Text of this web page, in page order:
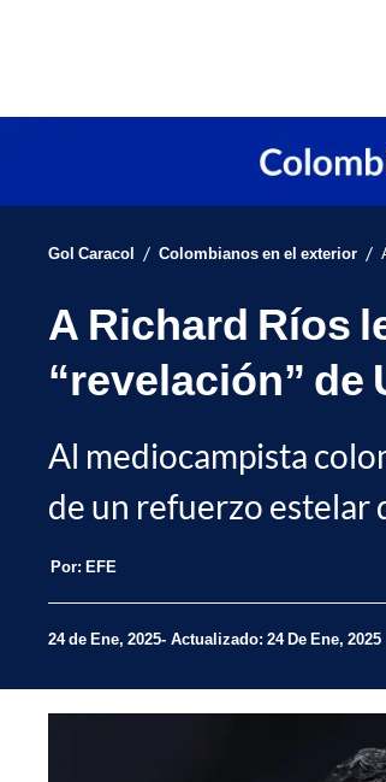
Gol Caracol / Colombianos en el exterior /
A Richard Ríos
“revelación” de
Al mediocampista
de un refuerzo estelar
Por: EFE
24 de Ene, 2025 Actualizado: 24 De Ene, 2025